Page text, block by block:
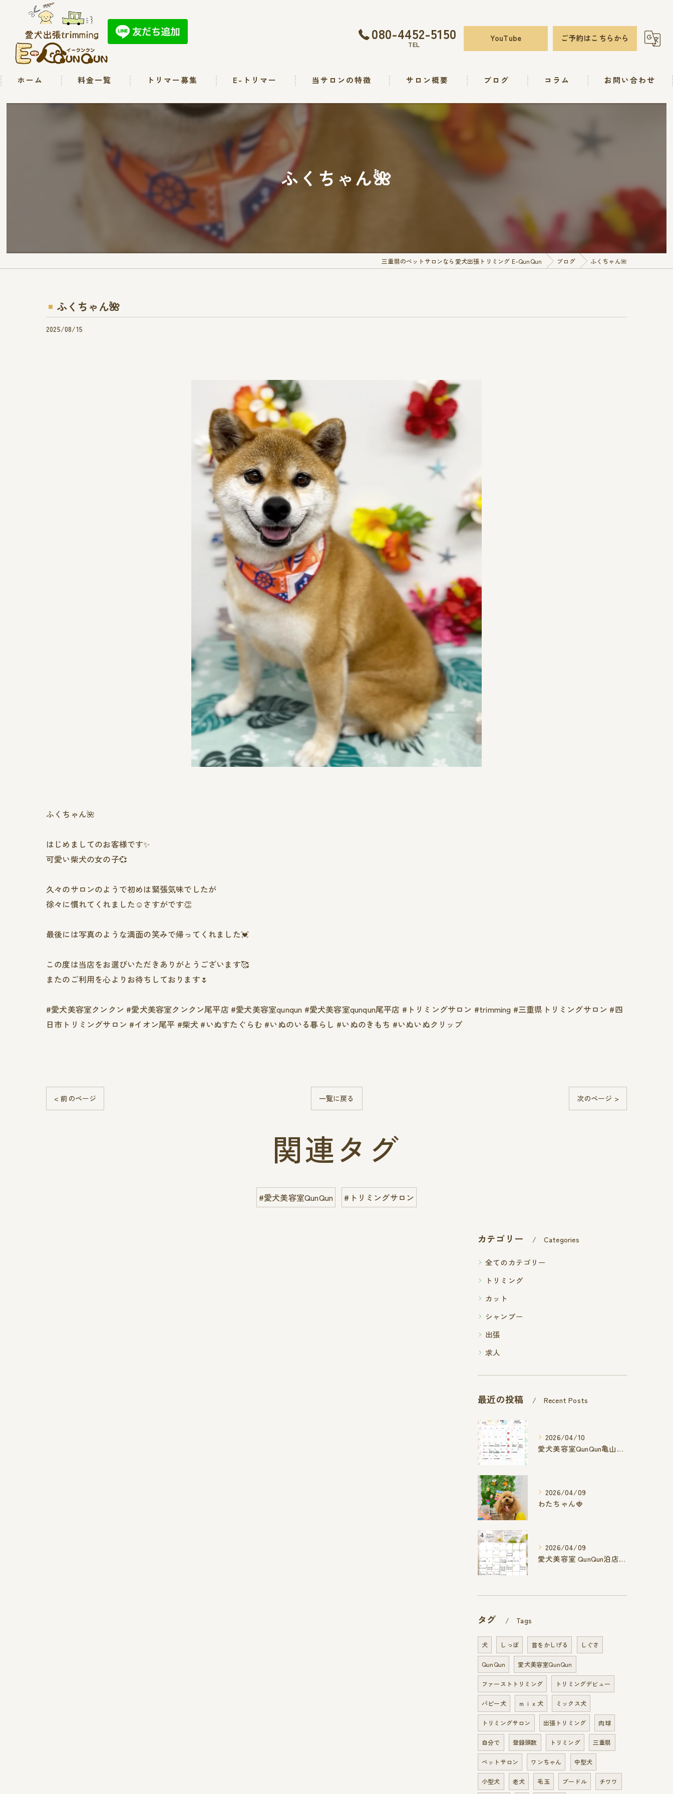
080-4452-5150
TEL
YouTube ご予約はこちらから
ホーム 料金一覧 トリマー募集 E-トリマー 当サロンの特徴
出張
サロン概要 ブログ コラム お問い合わせ
ふくちゃん🌺
三重県のペットサロンなら愛犬出張トリミング E-QunQun ブログ ふくちゃん🌺
ふくちゃん🌺
2025/08/15
ふくちゃん🌺
はじめましてのお客様です✨️
可愛い柴犬の女の子💞
久々のサロンのようで初めは緊張気味でしたが
徐々に慣れてくれました☺️さすがです👏
最後には写真のような満面の笑みで帰ってくれました💓‪
この度は当店をお選びいただきありがとうございます🥰
またのご利用を心よりお待ちしております🌷
#愛犬美容室クンクン #愛犬美容室クンクン尾平店 #愛犬美容室qunqun #愛犬美容室qunqun尾平店 #トリミングサロン #trimming #三重県トリミングサロン #四
日市トリミングサロン #イオン尾平 #柴犬 #いぬすたぐらむ #いぬのいる暮らし #いぬのきもち #いぬいぬクリップ
< 前のページ 一覧に戻る 次のページ >
関連タグ
#愛犬美容室QunQun #トリミングサロン
カテゴリー Categories
全てのカテゴリー
トリミング
カット
シャンプー
出張
求人
最近の投稿 Recent Posts
2026/04/10
愛犬美容室QunQun亀山エコー店
2026/04/09
わたちゃん🍓
2026/04/09
愛犬美容室 QunQun泊店 4月空き状況です
タグ Tags
犬 しっぽ 首をかしげる しぐさ
QunQun 愛犬美容室QunQun
ファーストトリミング トリミングデビュー
パピー犬 ｍｉｘ犬 ミックス犬
トリミングサロン 出張トリミング 肉球
自分で 登録頭数 トリミング 三重県
ペットサロン ワンちゃん 中型犬
小型犬 老犬 毛玉 プードル チワワ